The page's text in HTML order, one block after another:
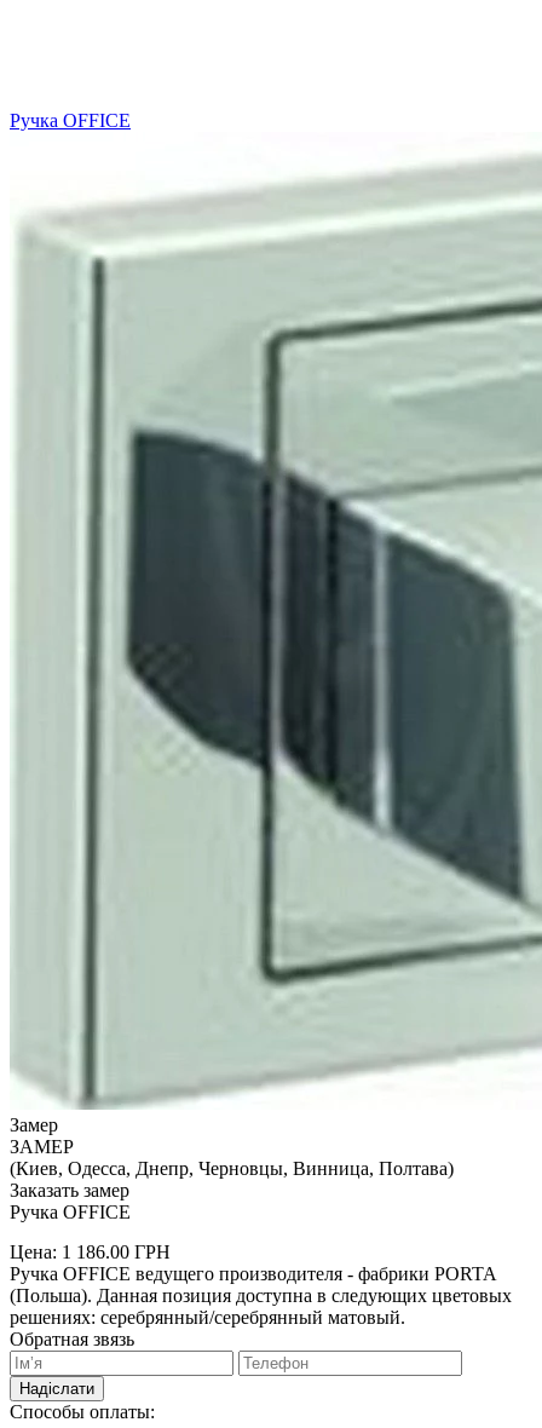
Ручка OFFICE
Замер
ЗАМЕР
(Киев, Одесса, Днепр, Черновцы, Винница, Полтава)
Заказать замер
Ручка OFFICE
Цена: 1 186.00 ГРН
Ручка OFFICE ведущего производителя - фабрики PORTA
(Польша). Данная позиция доступна в следующих цветовых
решениях: серебрянный/серебрянный матовый.
Обратная звязь
Надіслати
Способы оплаты: